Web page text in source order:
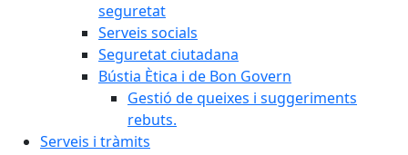
seguretat
Serveis socials
Seguretat ciutadana
Bústia Ètica i de Bon Govern
Gestió de queixes i suggeriments
rebuts.
Serveis i tràmits